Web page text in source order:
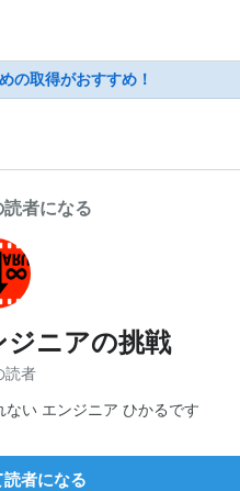
の取得がおすすめ！
者になる
ニアの挑戦
読者
い エンジニア ひかるです
者になる